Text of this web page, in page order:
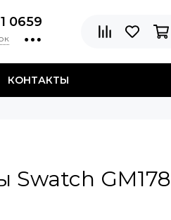
0659
КОНТАКТЫ
Swatch GM178